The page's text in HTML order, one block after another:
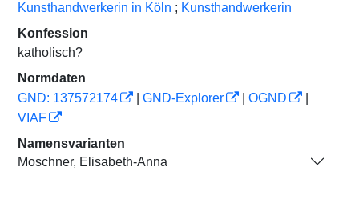
Kunsthandwerkerin in Köln ; Kunsthandwerkerin
Konfession
katholisch?
Normdaten
GND: 137572174
GND-Explorer OGND
VIAF
Namensvarianten
Moschner, Elisabeth-Anna